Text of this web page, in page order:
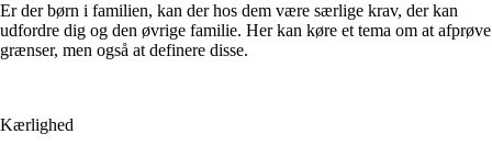
Er der børn i familien, kan der hos dem være særlige krav, der kan
udfordre dig og den øvrige familie. Her kan køre et tema om at afprøve
grænser, men også at definere disse.
Kærlighed